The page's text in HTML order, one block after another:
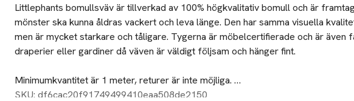
Beskrivning
Littlephants bomullsväv är tillverkad av 100% högkvalitativ bomull och är
mönster ska kunna åldras vackert och leva länge. Den har samma visuella
men är mycket starkare och tåligare. Tygerna är möbelcertifierade och är även
draperier eller gardiner då väven är väldigt följsam och hänger fint.
Minimumkvantitet är 1 meter, returer är inte möjliga.
SKU: df6cac20f91749499410eaa508de2150